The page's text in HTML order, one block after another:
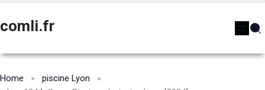
comli.fr
Home
piscine Lyon